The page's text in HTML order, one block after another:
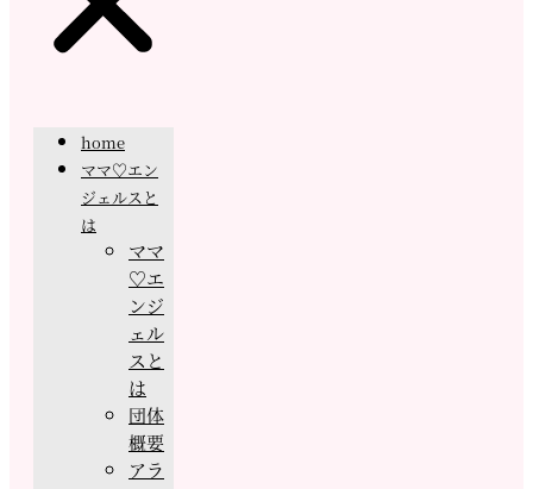
home
ママ♡エン
ジェルスと
は
ママ
♡エ
ンジ
ェル
スと
は
団体
概要
アラ